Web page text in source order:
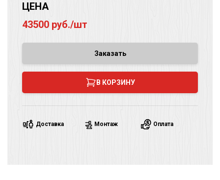
ЦЕНА
43500 руб./шт
Заказать
В КОРЗИНУ
Доставка Монтаж Оплата